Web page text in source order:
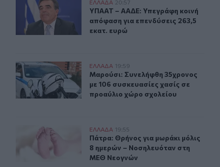
ΥΠΑΑΤ – ΑΑΔΕ: Υπεγράφη κοινή απόφαση για
ΕΛΛAΔΑ 20:57
ΥΠΑΑΤ – ΑΑΔΕ: Υπεγράφη κοινή
ΥΠΑΑΤ – ΑΑΔΕ: Υπεγράφη κοινή
απόφαση για επενδύσεις 263,5
εκατ. ευρώ
Μαρούσι: Συνελήφθη 35χρονος με 106 συσκευασίες
ΕΛΛAΔΑ 19:59
Μαρούσι: Συνελήφθη 35χρονος με
Μαρούσι: Συνελήφθη 35χρονος
με 106 συσκευασίες χασίς σε
προαύλιο χώρο σχολείου
Πάτρα: Θρήνος για μωράκι μόλις 8 ημερών –
ΕΛΛAΔΑ 19:55
Πάτρα: Θρήνος για μωράκι μόλις
Πάτρα: Θρήνος για μωράκι μόλις
8 ημερών – Νοσηλευόταν στη
ΜΕΘ Νεογνών